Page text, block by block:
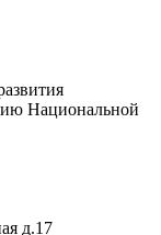
Национальной
д.17